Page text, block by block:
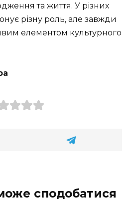
та життя. У різних
різну роль, але завжди
елементом культурного
сподобатися